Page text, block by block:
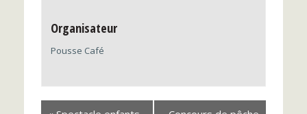
Organisateur
Pousse Café
Navigation